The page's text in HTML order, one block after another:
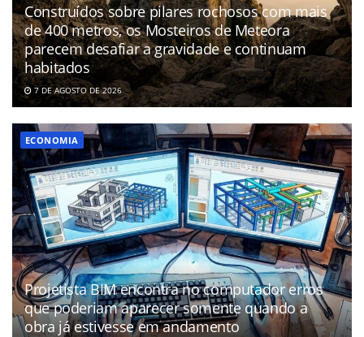
Construídos sobre pilares rochosos com mais
de 400 metros, os Mosteiros de Meteora
parecem desafiar a gravidade e continuam
habitados
7 DE AGOSTO DE 2026
ECONOMIA
Projetista BIM encontra no computador erros
que poderiam aparecer somente quando a
obra já estivesse em andamento